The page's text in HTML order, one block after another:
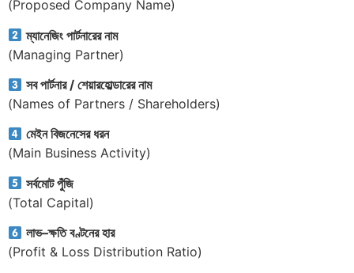
(Proposed Company Name)
ম্যানেজিং পার্টনারের নাম
(Managing Partner)
সব পার্টনার / শেয়ারহোল্ডারের নাম
(Names of Partners / Shareholders)
মেইন বিজনেসের ধরন
(Main Business Activity)
সর্বমোট পুঁজি
(Total Capital)
লাভ–ক্ষতি বণ্টনের হার
(Profit & Loss Distribution Ratio)